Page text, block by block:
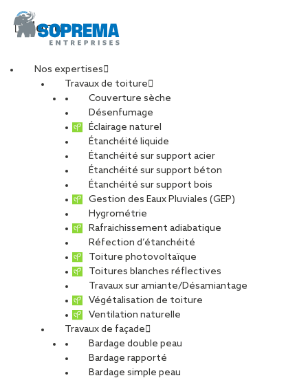
Menu
Nos expertises
Travaux de toiture
Couverture sèche
Désenfumage
Éclairage naturel
Étanchéité liquide
Étanchéité sur support acier
Étanchéité sur support béton
Étanchéité sur support bois
Gestion des Eaux Pluviales (GEP)
Hygrométrie
Rafraichissement adiabatique
Réfection d’étanchéité
Toiture photovoltaïque
Toitures blanches réflectives
Travaux sur amiante/Désamiantage
Végétalisation de toiture
Ventilation naturelle
Travaux de façade
Bardage double peau
Bardage rapporté
Bardage simple peau